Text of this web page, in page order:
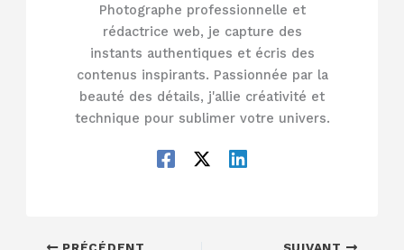
Photographe professionnelle et
rédactrice web, je capture des
instants authentiques et écris des
contenus inspirants. Passionnée par la
beauté des détails, j'allie créativité et
technique pour sublimer votre univers.